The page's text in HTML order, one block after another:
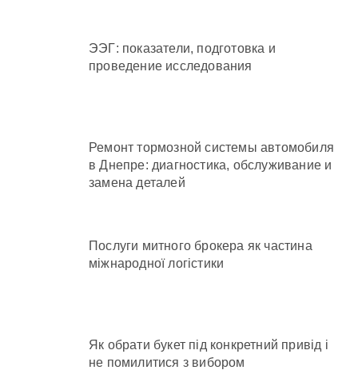
ЭЭГ: показатели, подготовка и
проведение исследования
Ремонт тормозной системы автомобиля
в Днепре: диагностика, обслуживание и
замена деталей
Послуги митного брокера як частина
міжнародної логістики
Як обрати букет під конкретний привід і
не помилитися з вибором